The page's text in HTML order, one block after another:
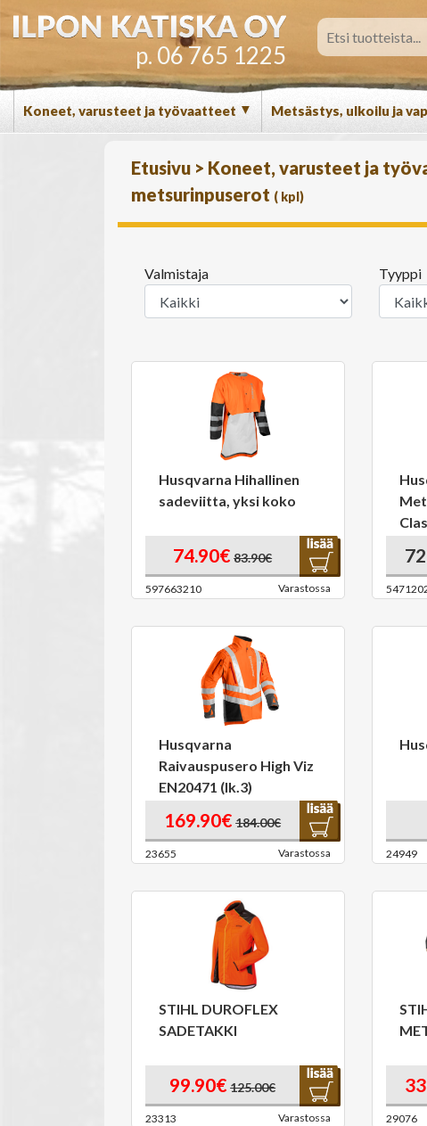
p. 06 765 1225
Koneet, varusteet ja työvaatteet ▼ Metsästys, ulkoilu ja
Etusivu > Koneet, varusteet ja
metsurinpuserot ( kpl)
Valmistaja Tyyppi
Husqvarna Hihallinen
sadeviitta, yksi koko
74.90€ 83.90€
597663210 Varastossa
Husqvarna
Raivauspusero High Viz
EN20471 (lk.3)
169.90€ 184.00€
23655 Varastossa 24949
STIHL DUROFLEX
SADETAKKI
99.90€ 125.00€
23313 Varastossa 29076